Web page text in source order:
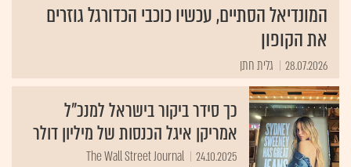
המונדיאל הסתיים, עכשיו כוכבי הכדורגל גוזרים
את הקופון
28.07.2026 גלית חתן
כך סידר ביקור בישראל למנכ"ל
אמריקן איגל הכנסות של מיליון דולר
24.10.2025
The Wall Street Journal